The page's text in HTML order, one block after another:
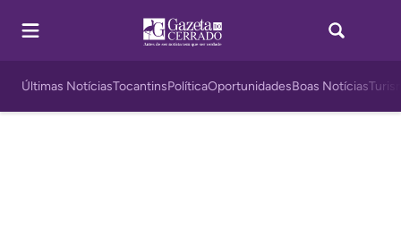
Últimas NotíciasTocantinsPolíticaOportunidadesBoas Notícias